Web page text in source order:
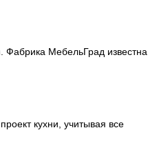
Фабрика МебельГрад известна
кухни, учитывая все